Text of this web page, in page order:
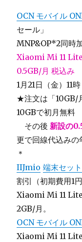
OCN モバイル
セール」
MNP&OP*2同時
Xiaomi Mi 11
0.5GB/月 税込み
1月21日（金）11
★注文は「10GB/
10GBで初月無料
その後新設の
更で回線代込みの
＊
IIJmio 端末セッ
割引（初期費用1
Xiaomi Mi 11
2GB/月。
OCN モバイル
Xiaomi Mi 11